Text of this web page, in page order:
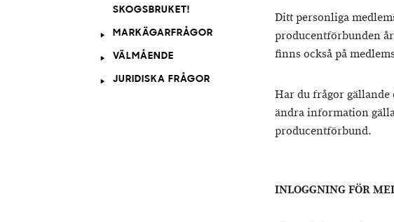
Ditt personliga
producentförbunden
finns också på
Har du frågor
ändra information
producentförbund.
INLOGGNING FÖR
SKOGSBRUKET!
MARKÄGARFRÅGOR
VÄLMÅENDE
JURIDISKA FRÅGOR